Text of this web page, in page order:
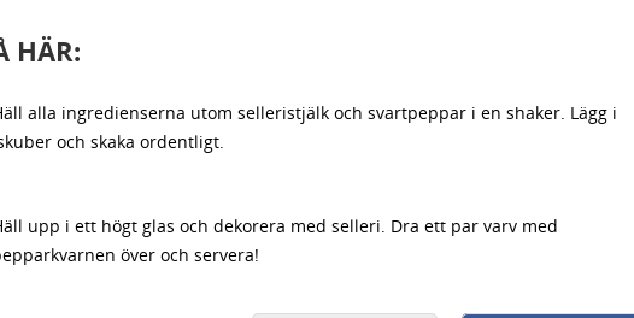
HÄR:
alla ingredienserna utom selleristjälk och svartpeppar i en shaker. Lägg i
och skaka ordentligt.
upp i ett högt glas och dekorera med selleri. Dra ett par varv med
över och servera!